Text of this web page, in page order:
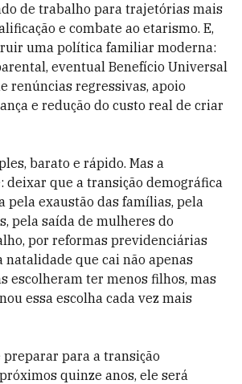
de trabalho para trajetórias mais
e combate ao etarismo. E,
uma política familiar moderna:
eventual Benefício Universal
renúncias regressivas, apoio
e redução do custo real de criar
barato e rápido. Mas a
deixar que a transição demográfica
pela exaustão das famílias, pela
pela saída de mulheres do
por reformas previdenciárias
natalidade que cai não apenas
escolheram ter menos filhos, mas
essa escolha cada vez mais
preparar para a transição
quinze anos, ele será